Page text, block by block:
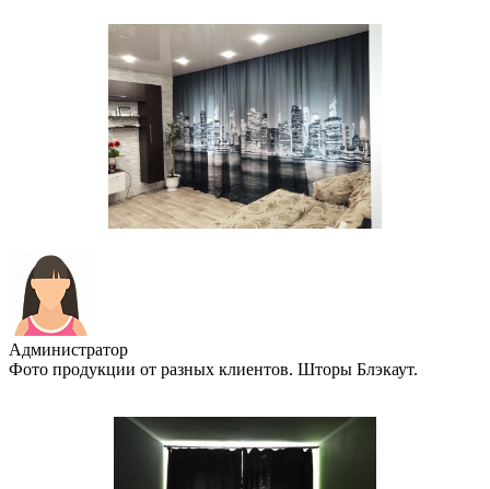
Администратор
Фото продукции от разных клиентов. Шторы Блэкаут.